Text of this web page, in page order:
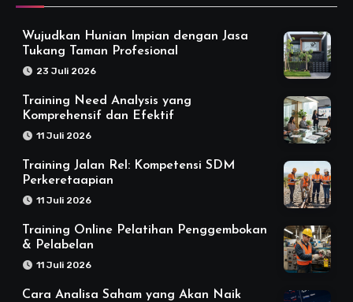
Wujudkan Hunian Impian dengan Jasa
Tukang Taman Profesional
23 Juli 2026
Training Need Analysis yang
Komprehensif dan Efektif
11 Juli 2026
Training Jalan Rel: Kompetensi SDM
Perkeretaapian
11 Juli 2026
Training Online Pelatihan Penggembokan
& Pelabelan
11 Juli 2026
Cara Analisa Saham yang Akan Naik